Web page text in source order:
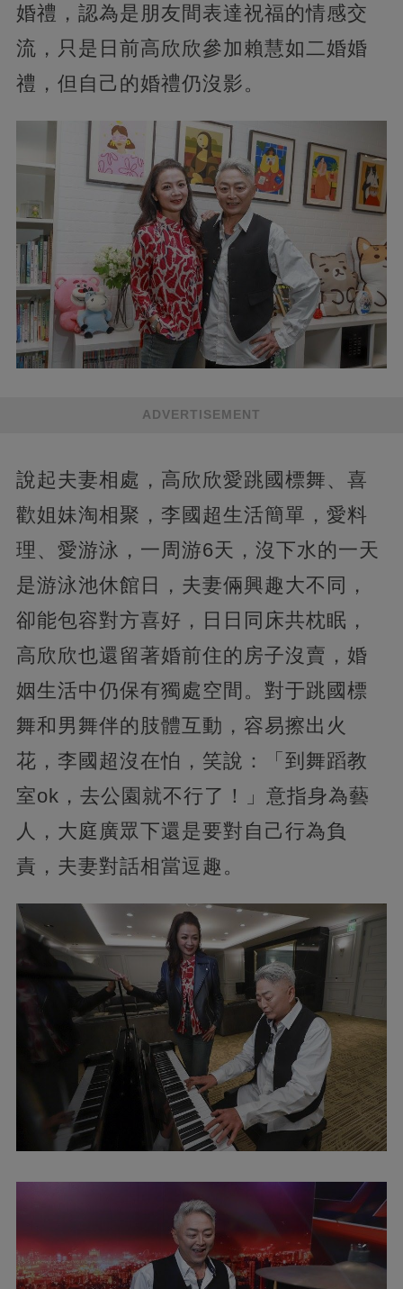
婚禮，認為是朋友間表達祝福的情感交
流，只是日前高欣欣參加賴慧如二婚婚
禮，但自己的婚禮仍沒影。
ADVERTISEMENT
說起夫妻相處，高欣欣愛跳國標舞、喜
歡姐妹淘相聚，李國超生活簡單，愛料
理、愛游泳，一周游6天，沒下水的一天
是游泳池休館日，夫妻倆興趣大不同，
卻能包容對方喜好，日日同床共枕眠，
高欣欣也還留著婚前住的房子沒賣，婚
姻生活中仍保有獨處空間。對于跳國標
舞和男舞伴的肢體互動，容易擦出火
花，李國超沒在怕，笑說：「到舞蹈教
室ok，去公園就不行了！」意指身為藝
人，大庭廣眾下還是要對自己行為負
責，夫妻對話相當逗趣。